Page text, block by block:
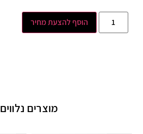
הוסף להצעת מחיר
מוצרים נלווים